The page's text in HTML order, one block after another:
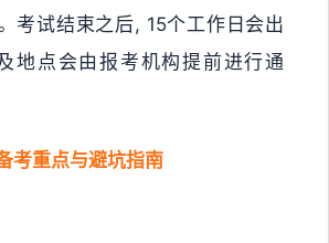
考试结束之后, 15个工作日会出
地点会由报考机构提前进行通
考重点与避坑指南